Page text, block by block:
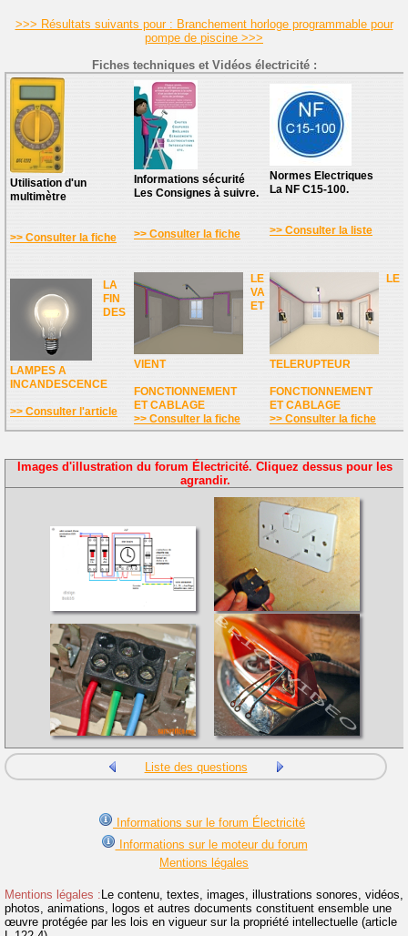
>>> Résultats suivants pour : Branchement horloge programmable pour
pompe de piscine >>>
Fiches techniques et Vidéos électricité :
Utilisation d'un
multimètre
>> Consulter la fiche
Informations sécurité
Les Consignes à suivre.
>> Consulter la fiche
Normes Electriques
La NF C15-100.
>> Consulter la liste
LA
FIN
DES
LAMPES A
INCANDESCENCE
>> Consulter l'article
LE
VA
ET
VIENT
FONCTIONNEMENT
ET CABLAGE
>> Consulter la fiche
LE
TELERUPTEUR
FONCTIONNEMENT
ET CABLAGE
>> Consulter la fiche
Images d'illustration du forum Électricité. Cliquez dessus pour les
agrandir.
Liste des questions
Informations sur le forum Électricité
Informations sur le moteur du forum
Mentions légales
Mentions légales : Le contenu, textes, images, illustrations sonores, vidéos,
photos, animations, logos et autres documents constituent ensemble une
œuvre protégée par les lois en vigueur sur la propriété intellectuelle (article